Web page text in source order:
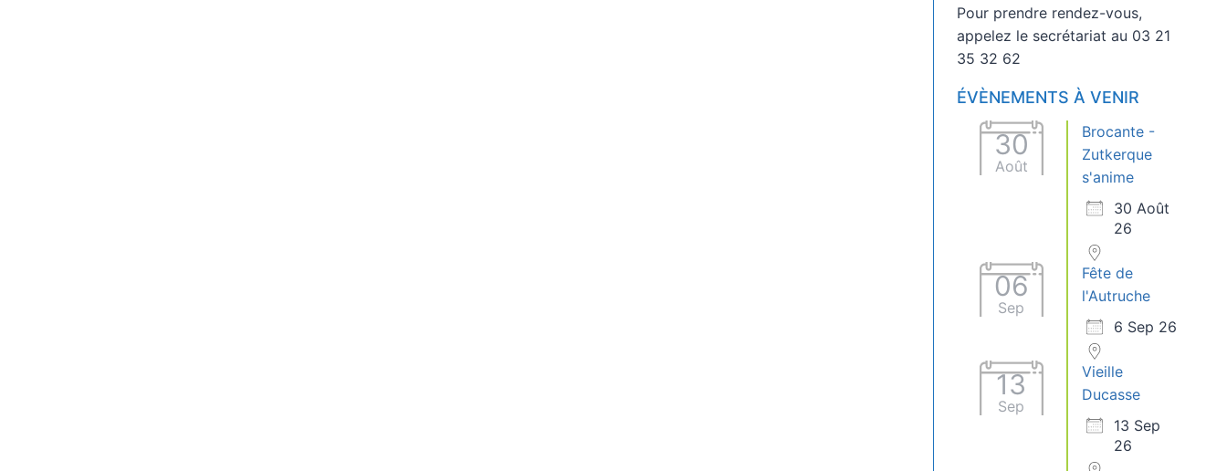
Pour prendre rendez-vous,
appelez le secrétariat au 03 21
35 32 62
ÉVÈNEMENTS À VENIR
30
Août
Brocante -
Zutkerque
s'anime
30 Août
26
06
Sep
Fête de
l'Autruche
6 Sep 26
13
Sep
Vieille
Ducasse
13 Sep
26